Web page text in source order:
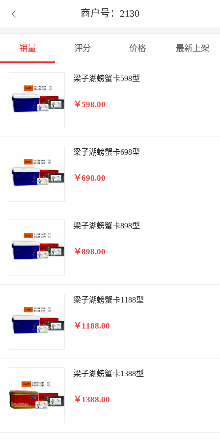
 商户号：2130
销量 评分 价格 最新上架
梁子湖螃蟹卡598型
￥598.00
梁子湖螃蟹卡698型
￥698.00
梁子湖螃蟹卡898型
￥898.00
梁子湖螃蟹卡1188型
￥1188.00
梁子湖螃蟹卡1388型
￥1388.00